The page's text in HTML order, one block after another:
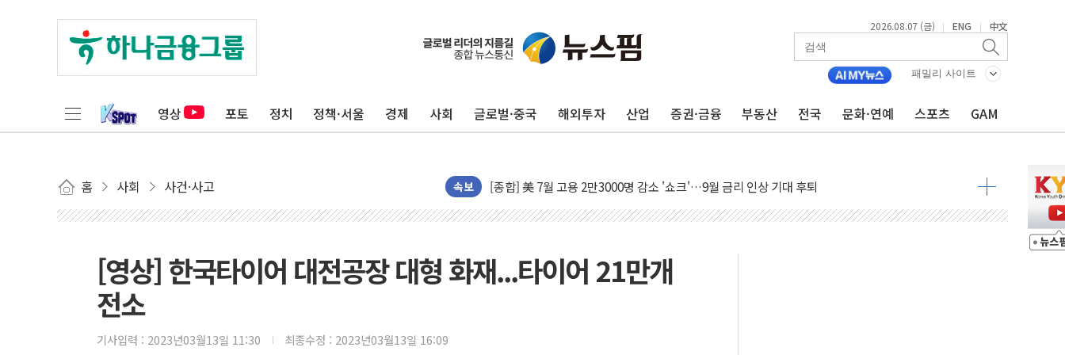
2026.08.07 (금) | ENG | 中文
패밀리 사이트
영상 포토 정치 정책·서울 경제 사회 글로벌·중국 해외투자 산업 증권·금융 부동산 전국 문화·연예 스포츠 GAM
홈 사회 사건·사고 속보
[AI MY 뉴스] 뉴욕 반도체주 프리뷰...美 고용 쇼크에 반도체주 '활짝'
뉴욕증시 프리뷰, 美 고용 쇼크에 금리 인상 우려 후퇴…나스닥 선물 1%대 상승
[사진] 이슬람 수니파 3개국, 공동방위협정 체결
뉴욕증시 개장 전 특징주...아틀라시안·클라우드플레어·태양광주↑ VS 트레이드데스크·웬디스↓
트럼프 "금리 내려야"…파월 때와 달리 워시엔 톤 낮춰
특정 정치인 측근 포항시 정책특보 내정설...포항시 '시끌'
[영상] 한국타이어 대전공장 대형 화재...타이어 21만개
전소
기사입력 : 2023년03월13일 11:30 최종수정 : 2023년03월13일 16:09